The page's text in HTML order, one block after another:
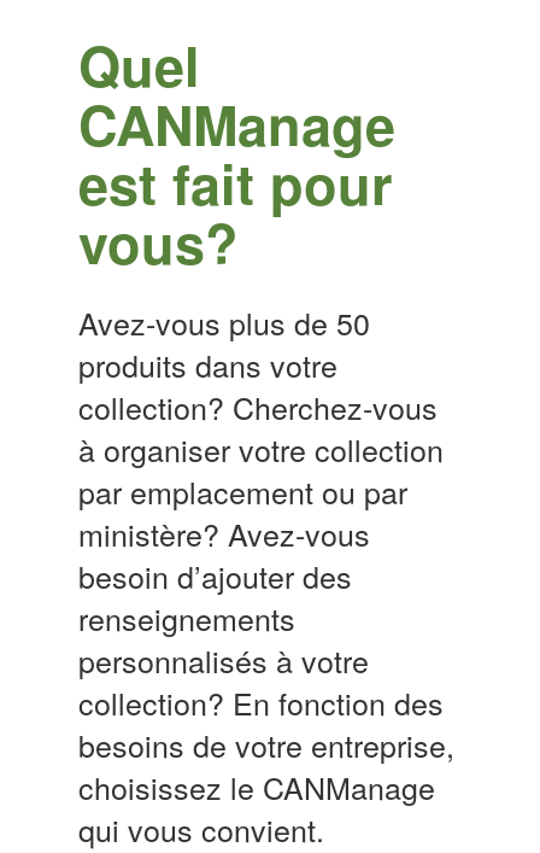
Quel
CANManage
est fait pour
vous?
Avez-vous plus de 50
produits dans votre
collection? Cherchez-vous
à organiser votre collection
par emplacement ou par
ministère? Avez-vous
besoin d’ajouter des
renseignements
personnalisés à votre
collection? En fonction des
besoins de votre entreprise,
choisissez le CANManage
qui vous convient.